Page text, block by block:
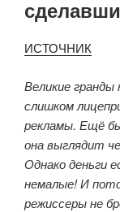
ИСТОЧНИК
Великие гранды
слишком
рекламы. Ещё
она выглядит
Однако деньги
немалые! И
режиссеры не